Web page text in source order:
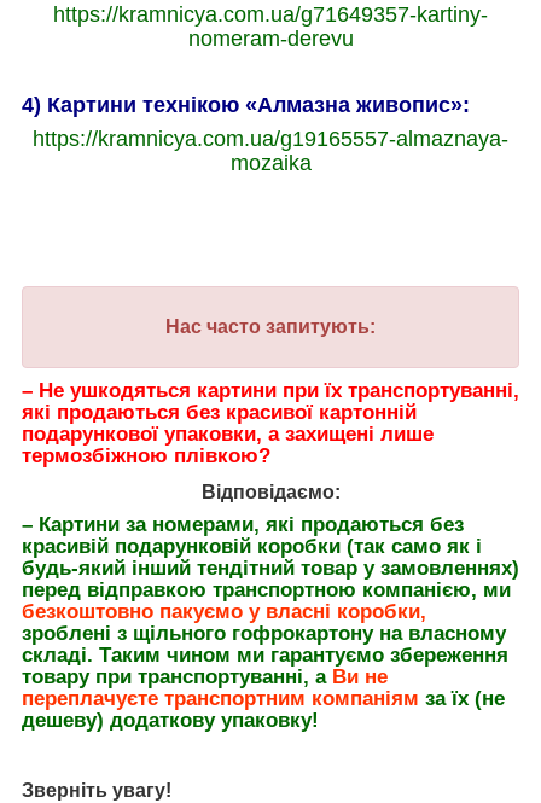
https://kramnicya.com.ua/g71649357-kartiny-
nomeram-derevu
4) Картини технікою «Алмазна живопис»:
https://kramnicya.com.ua/g19165557-almaznaya-
mozaika
Нас часто запитують:
– Не ушкодяться картини при їх транспортуванні,
які продаються без красивої картонній
подарункової упаковки, а захищені лише
термозбіжною плівкою?
Відповідаємо:
– Картини за номерами, які продаються без
красивій подарунковій коробки (так само як і
будь-який інший тендітний товар у замовленнях)
перед відправкою транспортною компанією, ми
безкоштовно пакуємо у власні коробки,
зроблені з щільного гофрокартону на власному
складі. Таким чином ми гарантуємо збереження
товару при транспортуванні, а Ви не
переплачуєте транспортним компаніям за їх (не
дешеву) додаткову упаковку!
Зверніть увагу!